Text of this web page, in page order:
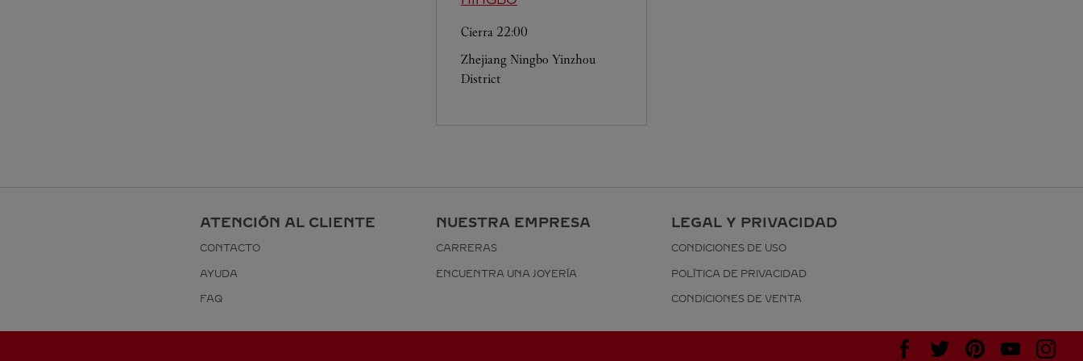
Cierra 22:00
Zhejiang Ningbo Yinzhou
District
ATENCIÓN AL CLIENTE
CONTACTO
AYUDA
FAQ
NUESTRA EMPRESA
CARRERAS
ENCUENTRA UNA JOYERÍA
LEGAL Y PRIVACIDAD
CONDICIONES DE USO
POLÍTICA DE PRIVACIDAD
CONDICIONES DE VENTA
Visítanos en Facebook
Visítanos en Twitter
Visítanos en Pinterest
Visítanos en